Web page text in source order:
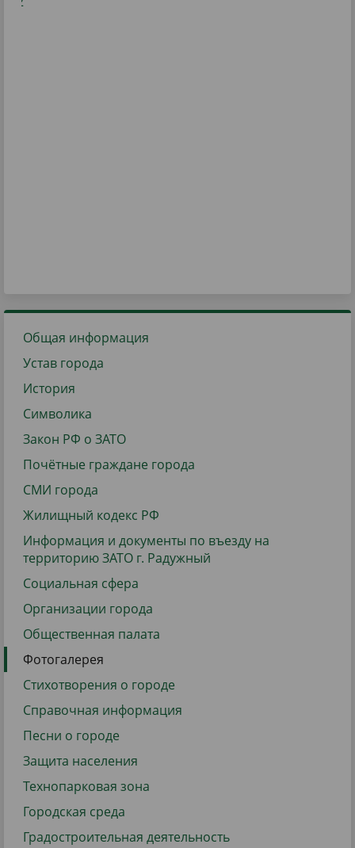
Общая информация
Устав города
История
Символика
Закон РФ о ЗАТО
Почётные граждане города
СМИ города
Жилищный кодекс РФ
Информация и документы по въезду на
территорию ЗАТО г. Радужный
Социальная сфера
Организации города
Общественная палата
Фотогалерея
Стихотворения о городе
Справочная информация
Песни о городе
Защита населения
Технопарковая зона
Городская среда
Градостроительная деятельность